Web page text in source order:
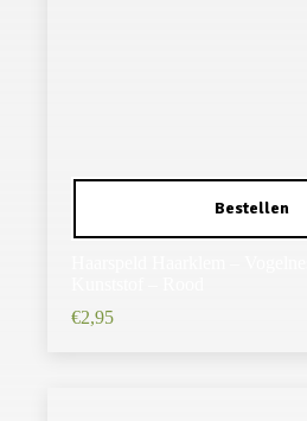
€2,95